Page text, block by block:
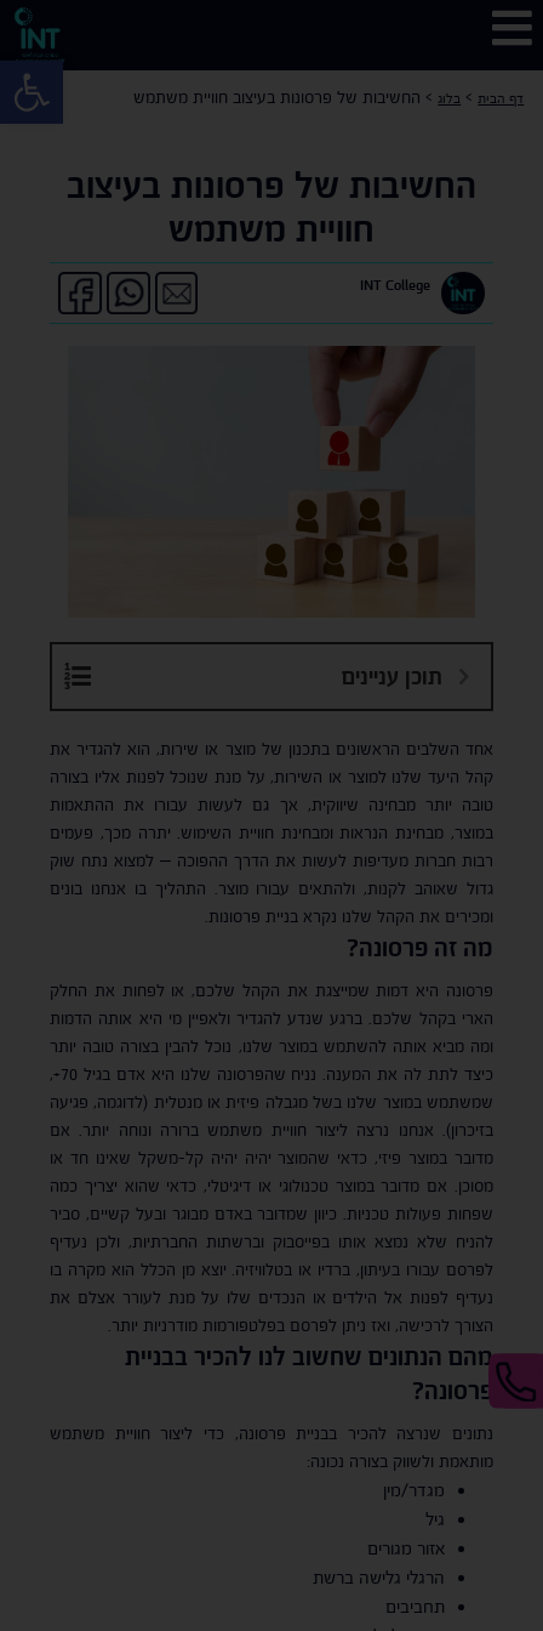
דף הבית > בלוג > החשיבות של פרסונות בעיצוב חוויית משתמש
החשיבות של פרסונות בעיצוב
חוויית משתמש
INT College
תוכן עניינים
אחד השלבים הראשונים בתכנון של מוצר או שירות, הוא להגדיר את
קהל היעד שלנו למוצר או השירות, על מנת שנוכל לפנות אליו בצורה
טובה יותר מבחינה שיווקית, אך גם לעשות עבורו את ההתאמות
במוצר, מבחינת הנראות ומבחינת חוויית השימוש. יתרה מכך, פעמים
רבות חברות מעדיפות לעשות את הדרך ההפוכה – למצוא נתח שוק
גדול שאוהב לקנות, ולהתאים עבורו מוצר. התהליך בו אנחנו בונים
ומכירים את הקהל שלנו נקרא בניית פרסונות.
מה זה פרסונה?
פרסונה היא דמות שמייצגת את הקהל שלכם, או לפחות את החלק
הארי בקהל שלכם. ברגע שנדע להגדיר ולאפיין מי היא אותה הדמות
ומה מביא אותה להשתמש במוצר שלנו, נוכל להבין בצורה טובה יותר
כיצד לתת לה את המענה. נניח שהפרסונה שלנו היא אדם בגיל 70+,
שמשתמש במוצר שלנו בשל מגבלה פיזית או מנטלית (לדוגמה, פגיעה
בזיכרון). אנחנו נרצה ליצור חוויית משתמש ברורה ונוחה יותר. אם
מדובר במוצר פיזי, כדאי שהמוצר יהיה יהיה קל-משקל שאינו חד או
מסוכן. אם מדובר במוצר טכנולוגי או דיגיטלי, כדאי שהוא יצריך כמה
שפחות פעולות טכניות. כיוון שמדובר באדם מבוגר ובעל קשיים, סביר
להניח שלא נמצא אותו בפייסבוק וברשתות החברתיות, ולכן נעדיף
לפרסם עבורו בעיתון, ברדיו או בטלוויזיה. יוצא מן הכלל הוא מקרה בו
נעדיף לפנות אל הילדים או הנכדים שלו על מנת לעורר אצלם את
הצורך לרכישה, ואז ניתן לפרסם בפלטפורמות מודרניות יותר.
מהם הנתונים שחשוב לנו להכיר בבניית
פרסונה?
נתונים שנרצה להכיר בבניית פרסונה, כדי ליצור חוויית משתמש
מותאמת ולשווק בצורה נכונה:
מגדר/מין
גיל
אזור מגורים
הרגלי גלישה ברשת
תחביבים